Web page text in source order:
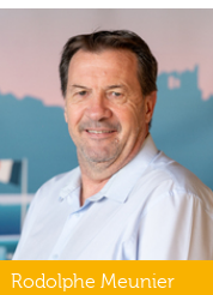
Rodolphe Meunier